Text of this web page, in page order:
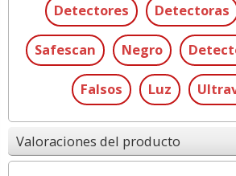
Detectores Detectoras
Safescan Negro
Falsos Luz
Valoraciones del producto